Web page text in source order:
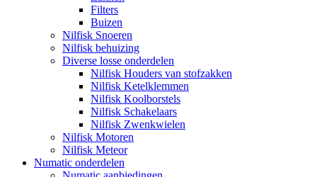
Filters
Buizen
Nilfisk Snoeren
Nilfisk behuizing
Diverse losse onderdelen
Nilfisk Houders van stofzakken
Nilfisk Ketelklemmen
Nilfisk Koolborstels
Nilfisk Schakelaars
Nilfisk Zwenkwielen
Nilfisk Motoren
Nilfisk Meteor
Numatic onderdelen